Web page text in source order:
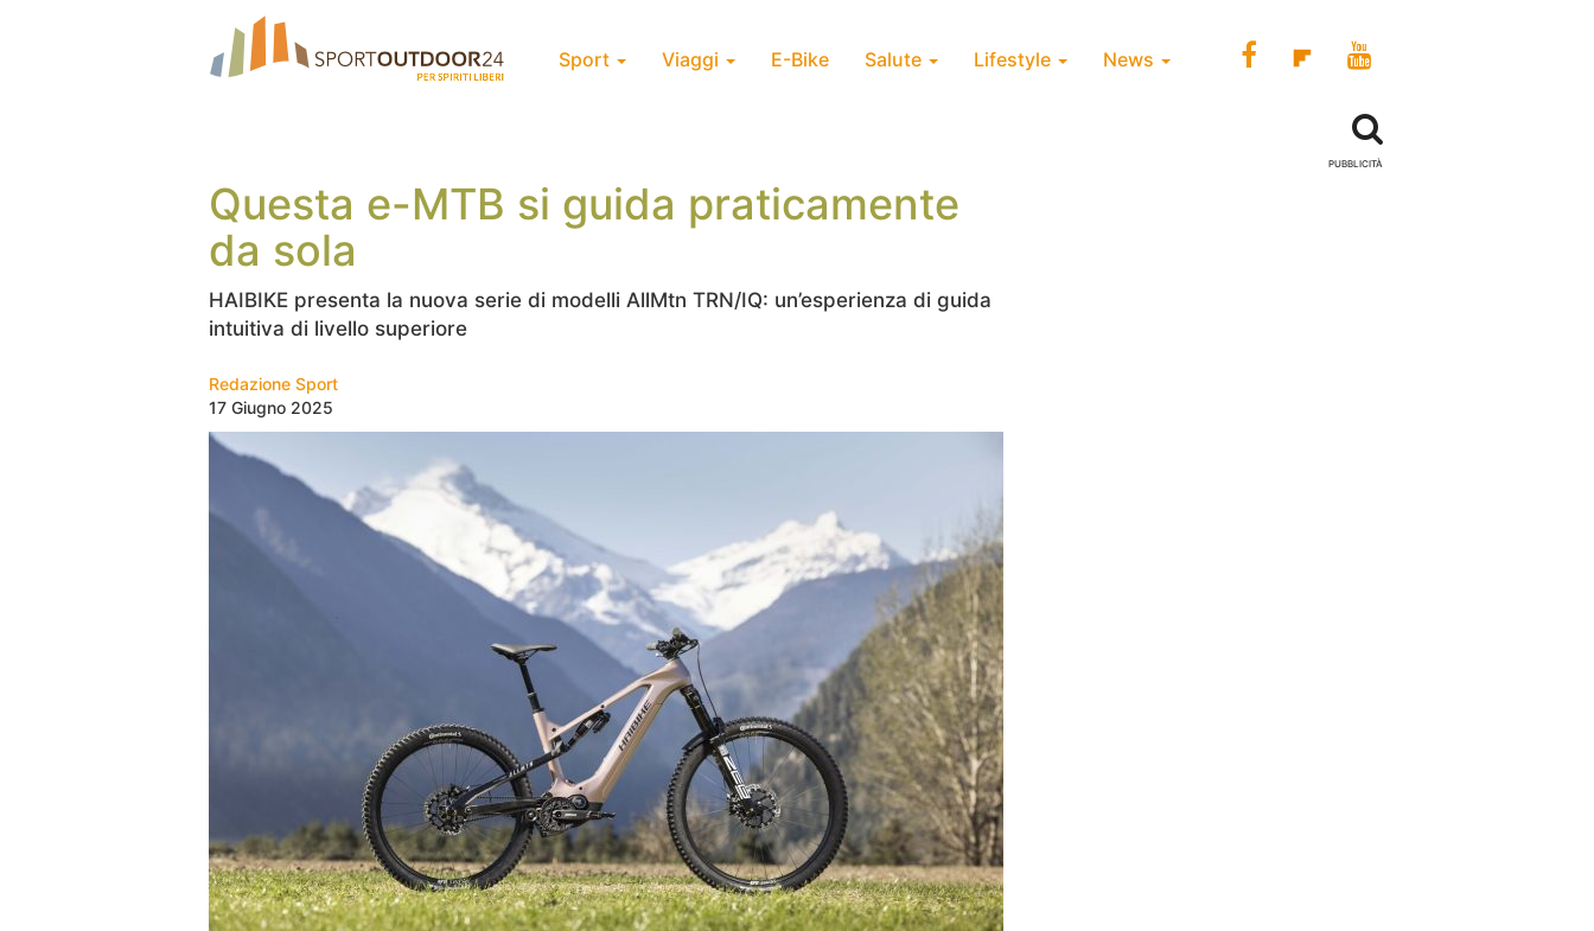
Sport Viaggi E-Bike Salute Lifestyle News
Questa e-MTB si guida praticamente
da sola
HAIBIKE presenta la nuova serie di modelli AllMtn TRN/IQ: un’esperienza di guida
intuitiva di livello superiore
Redazione Sport
17 Giugno 2025
PUBBLICITÀ